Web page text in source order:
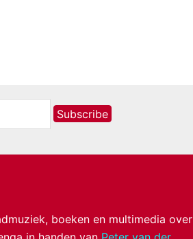
boeken en multimedia over